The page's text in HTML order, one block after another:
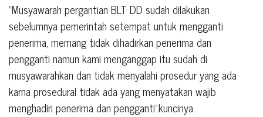
“Musyawarah pergantian BLT DD sudah dilakukan
sebelumnya pemerintah setempat untuk mengganti
penerima, memang tidak dihadirkan penerima dan
pengganti namun kami menganggap itu sudah di
musyawarahkan dan tidak menyalahi prosedur yang ada
karna prosedural tidak ada yang menyatakan wajib
menghadiri penerima dan pengganti”.kuncinya